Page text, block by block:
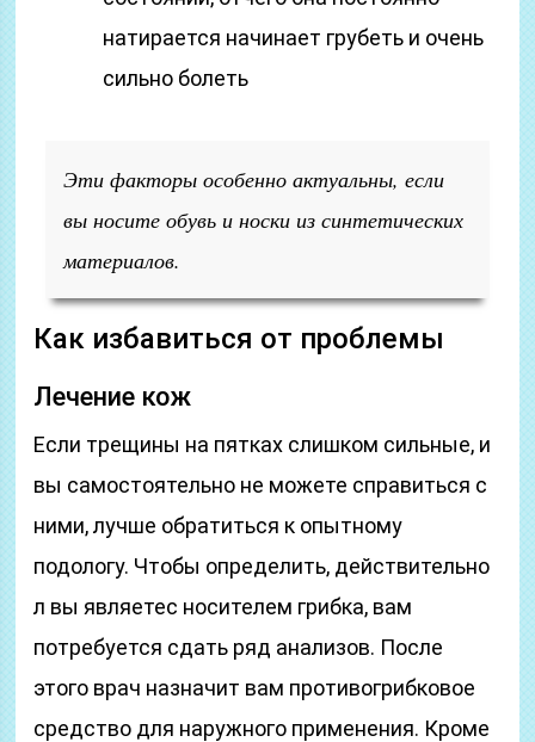
натирается начинает грубеть и очень
сильно болеть
Эти факторы особенно актуальны, если
вы носите обувь и носки из синтетических
материалов.
Как избавиться от проблемы
Лечение кож
Если трещины на пятках слишком сильные, и
вы самостоятельно не можете справиться с
ними, лучше обратиться к опытному
подологу. Чтобы определить, действительно
л вы являетес носителем грибка, вам
потребуется сдать ряд анализов. После
этого врач назначит вам противогрибковое
средство для наружного применения. Кроме